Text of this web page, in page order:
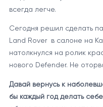
всегда легче.
Сегодня решил сделать
Land Rover в салоне на
натолкнулся на ролик
нового Defender. Не
Давай вернусь к
бы каждый год делать